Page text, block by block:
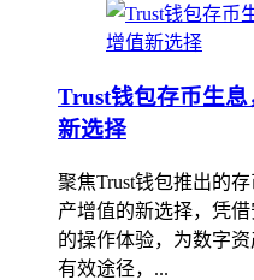
Trust钱包存币生
新选择
聚焦Trust钱包推出的
产增值的新选择，凭
的操作体验，为数字
有效途径，...